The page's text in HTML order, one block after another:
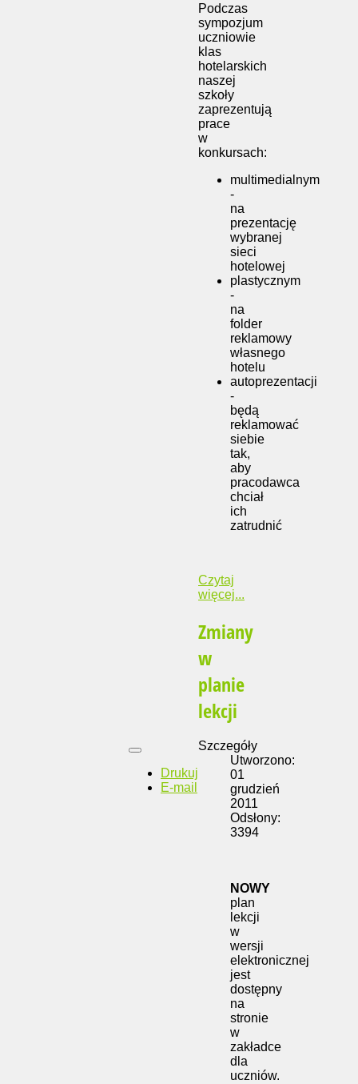
Podczas
sympozjum
uczniowie
klas
hotelarskich
naszej
szkoły
zaprezentują
prace
w
konkursach:
multimedialnym
-
na
prezentację
wybranej
sieci
hotelowej
plastycznym
-
na
folder
reklamowy
własnego
hotelu
autoprezentacji
-
będą
reklamować
siebie
tak,
aby
pracodawca
chciał
ich
zatrudnić
Czytaj
więcej...
Zmiany
w
planie
lekcji
Drukuj
E-mail
Szczegóły
Utworzono:
01
grudzień
2011
Odsłony:
3394
NOWY
plan
lekcji
w
wersji
elektronicznej
jest
dostępny
na
stronie
w
zakładce
dla
uczniów.